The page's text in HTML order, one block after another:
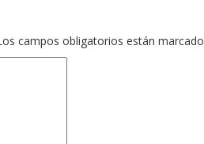
campos obligatorios están